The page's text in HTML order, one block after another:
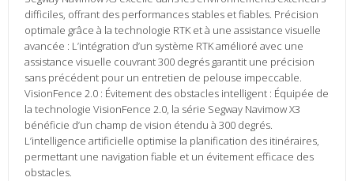
difficiles, offrant des performances stables et fiables. Précision
optimale grâce à la technologie RTK et à une assistance visuelle
avancée : L’intégration d’un système RTK amélioré avec une
assistance visuelle couvrant 300 degrés garantit une précision
sans précédent pour un entretien de pelouse impeccable.
VisionFence 2.0 : Évitement des obstacles intelligent : Équipée de
la technologie VisionFence 2.0, la série Segway Navimow X3
bénéficie d’un champ de vision étendu à 300 degrés.
L’intelligence artificielle optimise la planification des itinéraires,
permettant une navigation fiable et un évitement efficace des
obstacles.